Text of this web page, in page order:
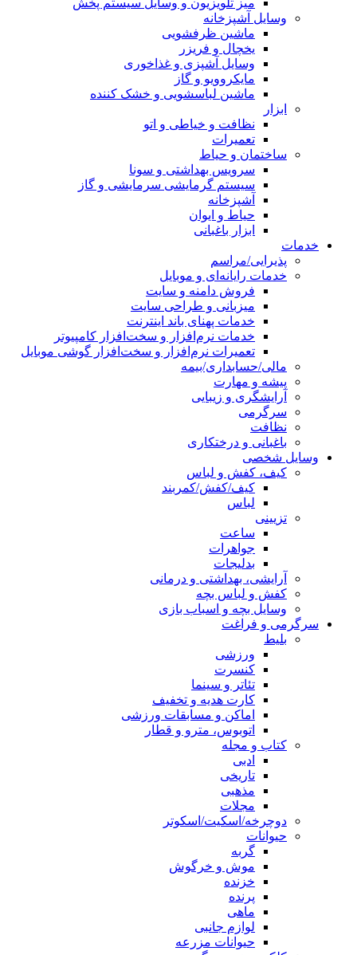
میز تلویزیون و وسایل سیستم پخش
وسایل آشپزخانه
ماشین ظرفشویی
یخچال و فریزر
وسایل آشپزی و غذاخوری
مایکروویو و گاز
ماشین لباسشویی و خشک کننده
ابزار
نظافت و خیاطی و اتو
تعمیرات
ساختمان و حیاط
سرویس بهداشتی و سونا
سیستم گرمایشی سرمایشی و گاز
آشپزخانه
حیاط و ایوان
ابزار باغبانی
خدمات
پذیرایی/مراسم
خدمات رایانه‌ای و موبایل
فروش دامنه و سایت
میزبانی و طراحی سایت
خدمات پهنای باند اینترنت
خدمات نرم‌افزار و سخت‌افزار کامپیوتر
تعمیرات نرم‌افزار و سخت‌افزار گوشی موبایل
مالی/حسابداری/بیمه
پیشه و مهارت
آرایشگری و زیبایی
سرگرمی
نظافت
باغبانی و درختکاری
وسایل شخصی
کیف، کفش و لباس
کیف/کفش/کمربند
لباس
تزیینی
ساعت
جواهرات
بدلیجات
آرایشی، بهداشتی و درمانی
کفش و لباس بچه
وسایل بچه و اسباب بازی
سرگرمی و فراغت
بلیط
ورزشی
کنسرت
تئاتر و سینما
کارت هدیه و تخفیف
اماکن و مسابقات ورزشی
اتوبوس، مترو و قطار
کتاب و مجله
ادبی
تاریخی
مذهبی
مجلات
دوچرخه/اسکیت/اسکوتر
حیوانات
گربه
موش و خرگوش
خزنده
پرنده
ماهی
لوازم جانبی
حیوانات مزرعه